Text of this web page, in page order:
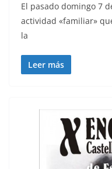
El pasado domingo 7
actividad «familiar»
la
Leer más